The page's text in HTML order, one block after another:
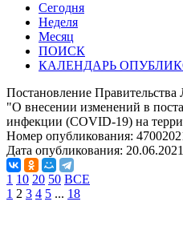
Сегодня
Неделя
Месяц
ПОИСК
КАЛЕНДАРЬ
Постановление
"О внесении изменений в
инфекции (COVID-19) на
Номер опубликования:
Дата опубликования: 20.06.2021
1 10 20 50 ВСЕ
1 2 3 4 5 ... 18